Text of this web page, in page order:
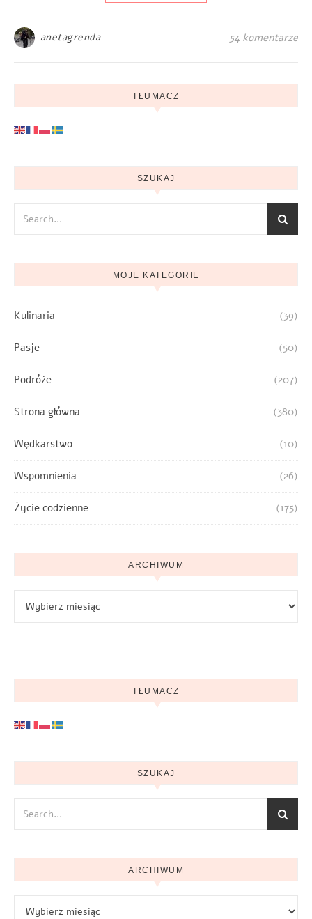
anetagrenda 54 komentarze
TŁUMACZ
SZUKAJ
MOJE KATEGORIE
Kulinaria (39)
Pasje (50)
Podróże (207)
Strona główna (380)
Wędkarstwo (10)
Wspomnienia (26)
Życie codzienne (175)
ARCHIWUM
TŁUMACZ
SZUKAJ
ARCHIWUM